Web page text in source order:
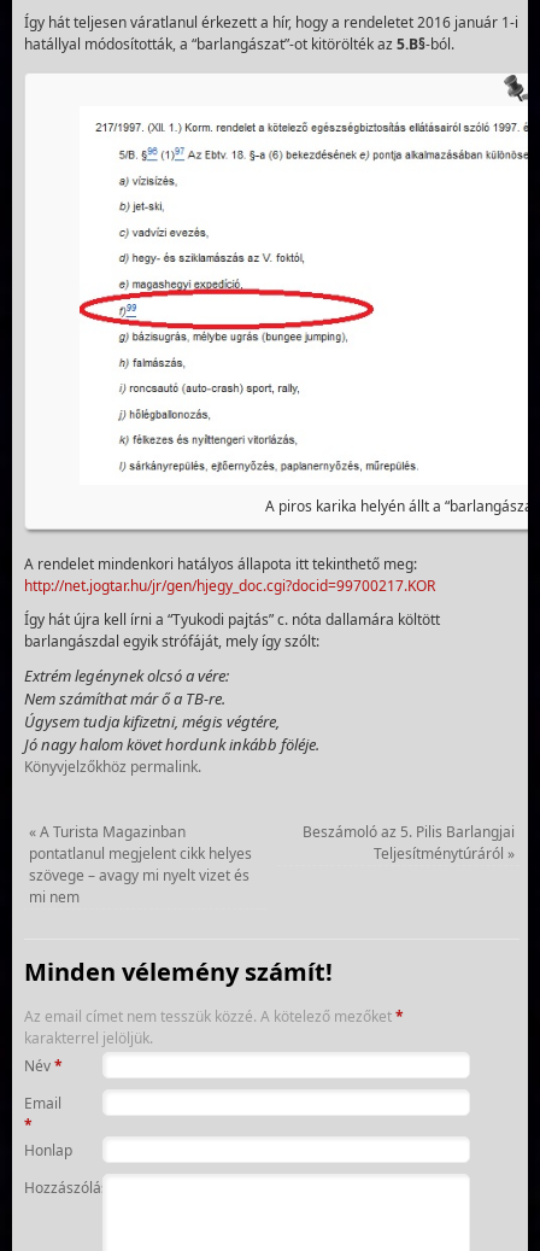
Így hát teljesen váratlanul érkezett a hír, hogy a rendeletet 2016 január 1-i
hatállyal módosították, a “barlangászat”-ot kitörölték az5.B§-ból.
A piros karika helyén állt a
A rendelet mindenkori hatályos állapota itt tekinthető meg:
http://net.jogtar.hu/jr/gen/hjegy_doc.cgi?docid=99700217.KOR
Így hát újra kell írni a “Tyukodi pajtás” c. nóta dallamára költött
barlangászdal egyik strófáját, mely így szólt:
Extrém legénynek olcsó a vére:
Nem számíthat már ő a TB-re.
Úgysem tudja kifizetni, mégis végtére,
Jó nagy halom követ hordunk inkább föléje.
Könyvjelzőkhöz permalink.
«A Turista Magazinban
pontatlanul megjelent cikk helyes
szövege – avagy mi nyelt vizet és
mi nem
Beszámoló az 5. Pilis Barlangjai
Teljesítménytúráról »
Minden vélemény számít!
Az email címet nem tesszük közzé. A kötelező mezőket*
karakterrel jelöljük.
Név*
Email
*
Honlap
Hozzászólás